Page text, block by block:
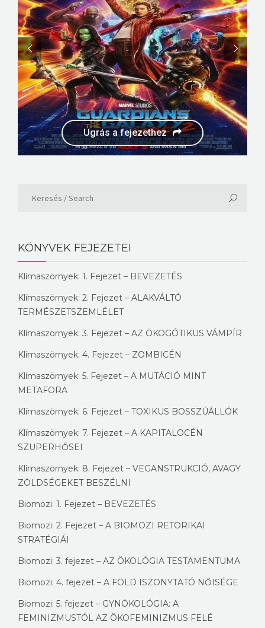
Ugrás a fejezethez
Ugrás a fejezethez
KÖNYVEK FEJEZETEI
Klímaszörnyek: 1. Fejezet – BEVEZETÉS
Klímaszörnyek: 2. Fejezet – ALAKVÁLTÓ
TERMÉSZETSZEMLÉLET
Klímaszörnyek: 3. Fejezet – AZ ÖKOGÓTIKUS VÁMPÍR
Klímaszörnyek: 4. Fejezet – ZOMBICÉN
Klímaszörnyek: 5. Fejezet – A MUTÁCIÓ MINT
METAFORA
Klímaszörnyek: 6. Fejezet – TOXIKUS BOSSZÚÁLLÓK
Klímaszörnyek: 7. Fejezet – A KAPITALOCÉN
SZUPERHŐSEI
Klímaszörnyek: 8. Fejezet – VEGANSTRUKCIÓ, AVAGY
ZÖLDSÉGEKET BESZÉLNI
Biomozi: 1. Fejezet – BEVEZETÉS
Biomozi: 2. Fejezet – A BIOMOZI RETORIKAI
STRATÉGIÁI
Biomozi: 3. fejezet – AZ ÖKOLÓGIA TESTAMENTUMA
Biomozi: 4. fejezet – A FÖLD ISZONYTATÓ NŐISÉGE
Biomozi: 5. fejezet – GYNÖKOLÓGIA: A
FEMINIZMUSTÓL AZ ÖKOFEMINIZMUS FELÉ